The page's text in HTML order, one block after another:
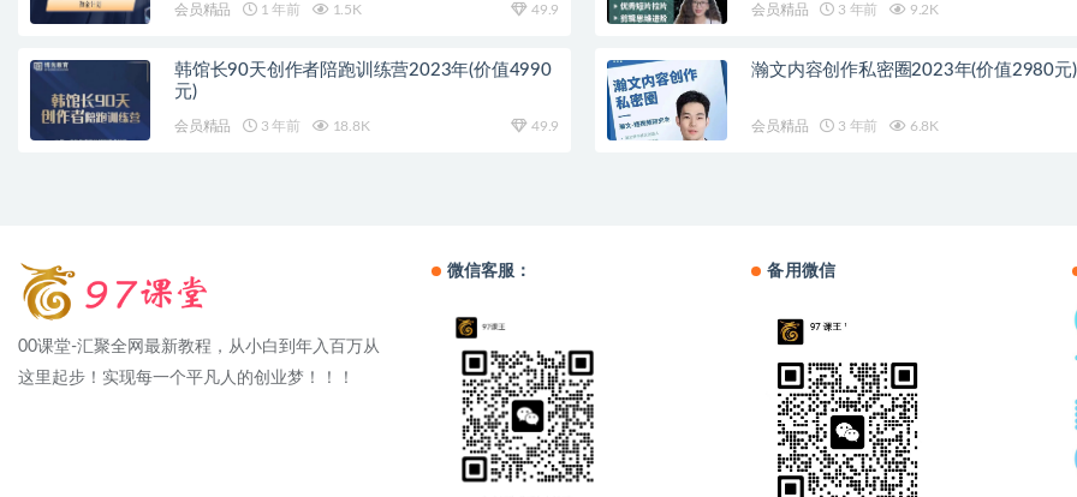
会员精品 1 年前 1.5K 49.9 会员精品 3 年前 9.2K
韩馆长90天创作者陪跑训练营2023年(价值4990
元)
会员精品 3 年前 18.8K 49.9
瀚文内容创作私密圈2023年(价值2980元)
会员精品 3 年前 6.8K
00课堂-汇聚全网最新教程，从小白到年入百万从
这里起步！实现每一个平凡人的创业梦！！！
微信客服： 备用微信